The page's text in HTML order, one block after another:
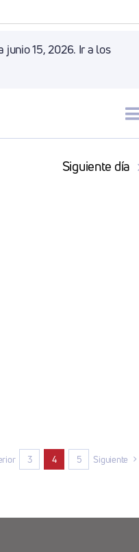
junio 15, 2026. Ir a los
Siguiente día
3 4 5 Siguiente